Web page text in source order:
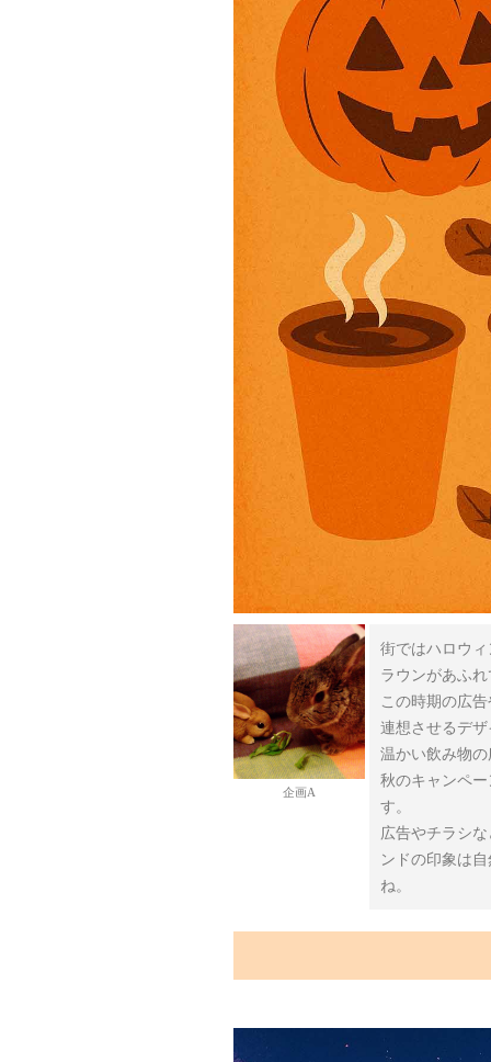
企画A
街ではハロウ
ラウンがあふ
この時期の広
連想させるデ
温かい飲み物
秋のキャンペ
す。
広告やチラシ
ンドの印象は
ね。